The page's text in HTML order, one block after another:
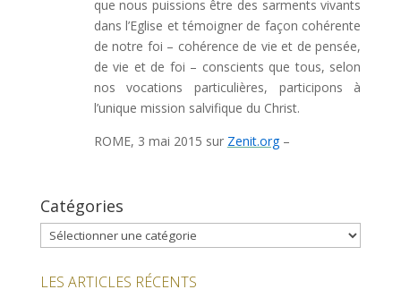
que nous puissions être des sarments vivants
dans l’Eglise et témoigner de façon cohérente
de notre foi – cohérence de vie et de pensée,
de vie et de foi – conscients que tous, selon
nos vocations particulières, participons à
l’unique mission salvifique du Christ.
ROME, 3 mai 2015 sur Zenit.org–
Catégories
Catégories
LES ARTICLES RÉCENTS